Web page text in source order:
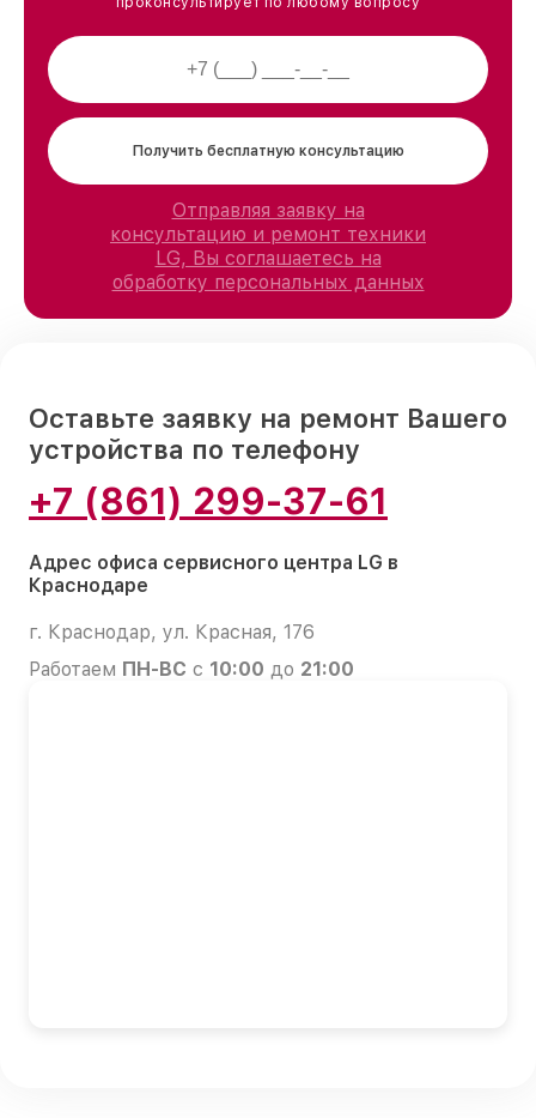
Получить бесплатную консультацию
Отправляя заявку на
консультацию и ремонт техники
LG, Вы соглашаетесь на
обработку персональных данных
Оставьте заявку на ремонт Вашего
устройства по телефону
+7 (861) 299-37-61
Адрес офиса сервисного центра LG в
Краснодаре
г. Краснодар, ул. Красная, 176
Работаем ПН-ВС с 10:00 до 21:00